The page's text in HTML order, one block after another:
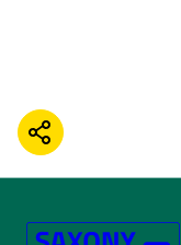
TEILEN